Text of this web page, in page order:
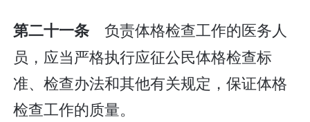
第二十一条 负责体格检查工作的医务人
员，应当严格执行应征公民体格检查标
准、检查办法和其他有关规定，保证体格
检查工作的质量。